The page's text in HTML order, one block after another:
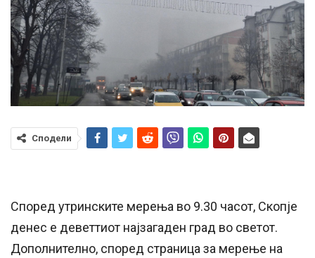
Сподели
Според утринските мерења во 9.30 часот, Скопје
денес е деветтиот најзагаден град во светот.
Дополнително, според страница за мерење на